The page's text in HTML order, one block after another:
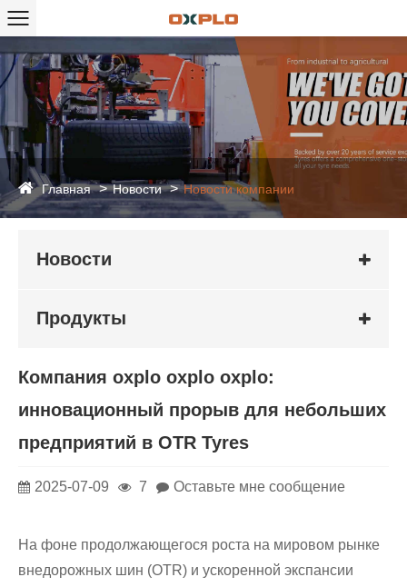
Главная Новости Новости компании
Новости
Продукты
Компания oxplo oxplo oxplo:
инновационный прорыв для небольших
предприятий в OTR Tyres
2025-07-09 7 Оставьте мне сообщение
На фоне продолжающегося роста на мировом рынке
внедорожных шин (OTR) и ускоренной экспансии